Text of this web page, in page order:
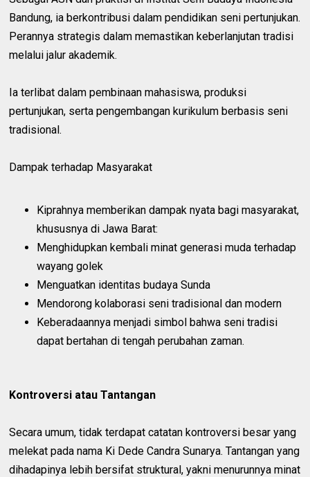
Bandung, ia berkontribusi dalam pendidikan seni pertunjukan.
Perannya strategis dalam memastikan keberlanjutan tradisi
melalui jalur akademik.
Ia terlibat dalam pembinaan mahasiswa, produksi
pertunjukan, serta pengembangan kurikulum berbasis seni
tradisional.
Dampak terhadap Masyarakat
Kiprahnya memberikan dampak nyata bagi masyarakat,
khususnya di Jawa Barat:
Menghidupkan kembali minat generasi muda terhadap
wayang golek
Menguatkan identitas budaya Sunda
Mendorong kolaborasi seni tradisional dan modern
Keberadaannya menjadi simbol bahwa seni tradisi
dapat bertahan di tengah perubahan zaman.
Kontroversi atau Tantangan
Secara umum, tidak terdapat catatan kontroversi besar yang
melekat pada nama Ki Dede Candra Sunarya. Tantangan yang
dihadapinya lebih bersifat struktural, yakni menurunnya minat